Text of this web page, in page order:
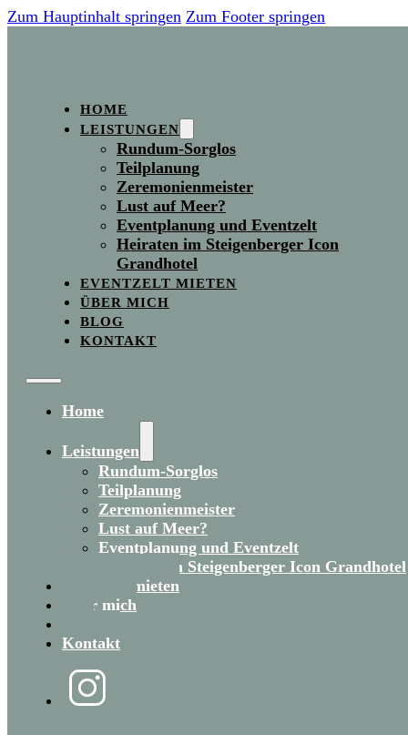
Zum Hauptinhalt springen Zum Footer springen
HOME
LEISTUNGEN
Rundum-Sorglos
Teilplanung
Zeremonienmeister
Lust auf Meer?
Eventplanung und Eventzelt
Heiraten im Steigenberger Icon
Grandhotel
EVENTZELT MIETEN
ÜBER MICH
BLOG
KONTAKT
Home
Leistungen
Rundum-Sorglos
Teilplanung
Zeremonienmeister
Lust auf Meer?
Eventplanung und Eventzelt
Heiraten im Steigenberger Icon Grandhotel
Eventzelt mieten
Über mich
Kontakt